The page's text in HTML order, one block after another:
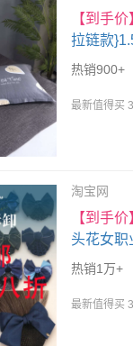
【到手
拉链款
长枕头套
热销900+
最新值得买
淘宝网
【到手
头花女职
饰银行发
热销1万+
最新值得买